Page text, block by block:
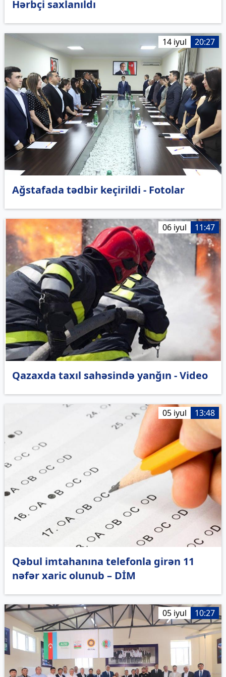
Hərbçi saxlanıldı
14 iyul 20:27
Ağstafada tədbir keçirildi - Fotolar
06 iyul 11:47
Qazaxda taxıl sahəsində yanğın - Video
05 iyul 13:48
Qəbul imtahanına telefonla girən 11
nəfər xaric olunub – DİM
05 iyul 10:27